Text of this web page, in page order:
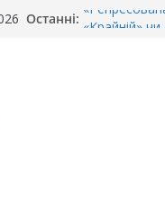
Останні: